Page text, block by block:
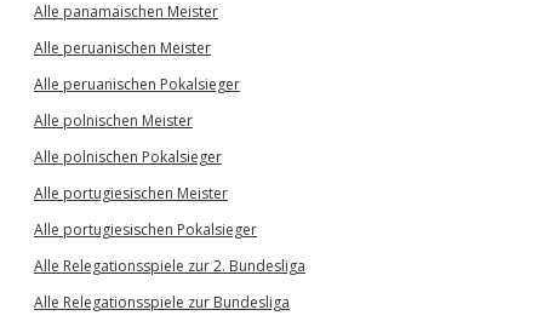
Alle panamaischen Meister
Alle peruanischen Meister
Alle peruanischen Pokalsieger
Alle polnischen Meister
Alle polnischen Pokalsieger
Alle portugiesischen Meister
Alle portugiesischen Pokalsieger
Alle Relegationsspiele zur 2. Bundesliga
Alle Relegationsspiele zur Bundesliga